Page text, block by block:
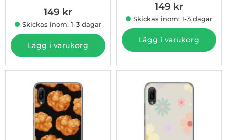
149 kr
Skickas inom: 1-3 dagar
Lägg i varukorg
149 kr
Skickas inom: 1-3 dagar
Lägg i varukorg